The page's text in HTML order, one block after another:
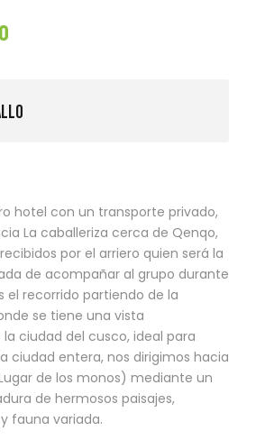
hotel con un transporte privado,
La caballeriza cerca de Qenqo,
por el arriero quien será la
de acompañar al grupo durante
el recorrido partiendo de la
se tiene una vista
ciudad del cusco, ideal para
ciudad entera, nos dirigimos hacia
de los monos) mediante un
de hermosos paisajes,
fauna variada.